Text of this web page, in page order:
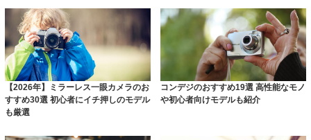
【2026年】ミラーレス一眼カメラのお
すすめ30選 初心者にイチ押しのモデル
も厳選
コンデジのおすすめ19選 高性能なモノ
や初心者向けモデルも紹介